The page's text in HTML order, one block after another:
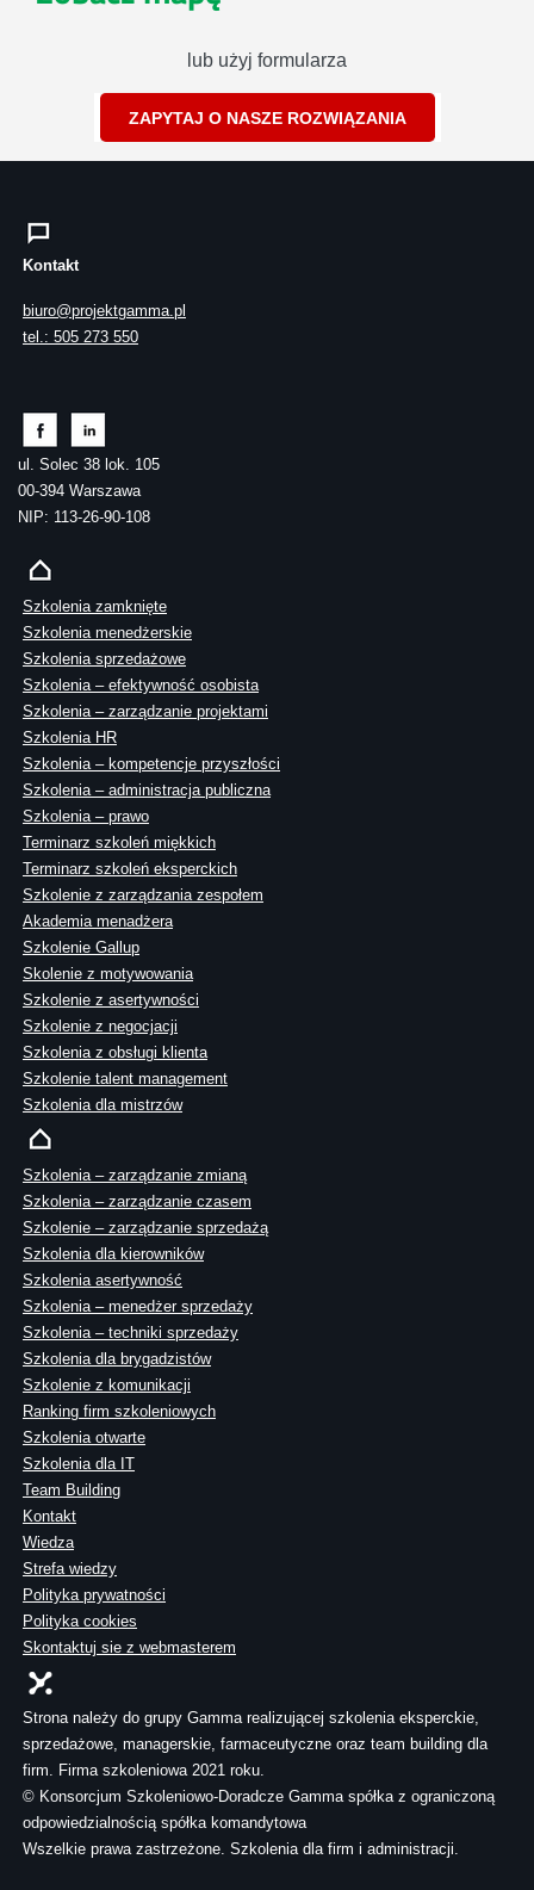
lub użyj formularza
ZAPYTAJ O NASZE ROZWIĄZANIA
Kontakt
biuro@projektgamma.pl
tel.: 505 273 550
ul. Solec 38 lok. 105
00-394 Warszawa
NIP: 113-26-90-108
Szkolenia zamknięte
Szkolenia menedżerskie
Szkolenia sprzedażowe
Szkolenia – efektywność osobista
Szkolenia – zarządzanie projektami
Szkolenia HR
Szkolenia – kompetencje przyszłości
Szkolenia – administracja publiczna
Szkolenia – prawo
Terminarz szkoleń miękkich
Terminarz szkoleń eksperckich
Szkolenie z zarządzania zespołem
Akademia menadżera
Szkolenie Gallup
Skolenie z motywowania
Szkolenie z asertywności
Szkolenie z negocjacji
Szkolenia z obsługi klienta
Szkolenie talent management
Szkolenia dla mistrzów
Szkolenia – zarządzanie zmianą
Szkolenia – zarządzanie czasem
Szkolenie – zarządzanie sprzedażą
Szkolenia dla kierowników
Szkolenia asertywność
Szkolenia – menedżer sprzedaży
Szkolenia – techniki sprzedaży
Szkolenia dla brygadzistów
Szkolenie z komunikacji
Ranking firm szkoleniowych
Szkolenia otwarte
Szkolenia dla IT
Team Building
Kontakt
Wiedza
Strefa wiedzy
Polityka prywatności
Polityka cookies
Skontaktuj sie z webmasterem
Strona należy do grupy Gamma realizującej szkolenia eksperckie,
sprzedażowe, managerskie, farmaceutyczne oraz team building dla
firm. Firma szkoleniowa 2021 roku.
© Konsorcjum Szkoleniowo-Doradcze Gamma spółka z ograniczoną
odpowiedzialnością spółka komandytowa
Wszelkie prawa zastrzeżone. Szkolenia dla firm i administracji.